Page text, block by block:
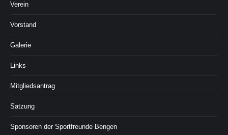
Verein
Vorstand
Galerie
Links
Mitgliedsantrag
Satzung
Sponsoren der Sportfreunde Bengen